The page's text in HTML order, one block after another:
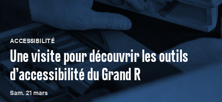
Sam. 21 mars
ACCESSIBILITÉ
Une visite pour découvrir les outils
d’accessibilité du Grand R